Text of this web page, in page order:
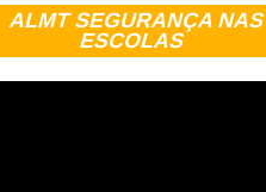
ALMT SEGURANÇA NAS
ESCOLAS